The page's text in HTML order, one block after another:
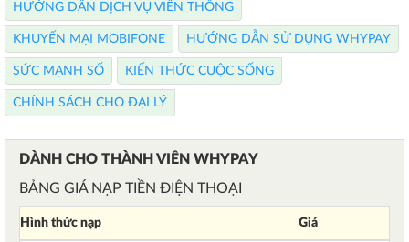
HƯỚNG DẪN DỊCH VỤ VIỄN THÔNG
KHUYẾN MẠI MOBIFONE HƯỚNG DẪN SỬ DỤNG WHYPAY
SỨC MẠNH SỐ KIẾN THỨC CUỘC SỐNG
CHÍNH SÁCH CHO ĐẠI LÝ
DÀNH CHO THÀNH VIÊN WHYPAY
BẢNG GIÁ NẠP TIỀN ĐIỆN THOẠI
Hình thức nạp Giá